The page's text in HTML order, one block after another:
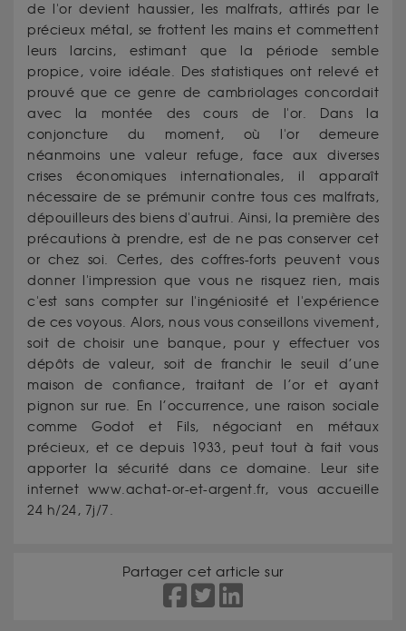
de l'or devient haussier, les malfrats, attirés par le
précieux métal, se frottent les mains et commettent
leurs larcins, estimant que la période semble
propice, voire idéale. Des statistiques ont relevé et
prouvé que ce genre de cambriolages concordait
avec la montée des cours de l'or. Dans la
conjoncture du moment, où l'or demeure
néanmoins une valeur refuge, face aux diverses
crises économiques internationales, il apparaît
nécessaire de se prémunir contre tous ces malfrats,
dépouilleurs des biens d'autrui. Ainsi, la première des
précautions à prendre, est de ne pas conserver cet
or chez soi. Certes, des coffres-forts peuvent vous
donner l'impression que vous ne risquez rien, mais
c'est sans compter sur l'ingéniosité et l'expérience
de ces voyous. Alors, nous vous conseillons vivement,
soit de choisir une banque, pour y effectuer vos
dépôts de valeur, soit de franchir le seuil d’une
maison de confiance, traitant de l’or et ayant
pignon sur rue. En l’occurrence, une raison sociale
comme Godot et Fils, négociant en métaux
précieux, et ce depuis 1933, peut tout à fait vous
apporter la sécurité dans ce domaine. Leur site
internet www.achat-or-et-argent.fr, vous accueille
24 h/24, 7j/7.
Partager cet article sur